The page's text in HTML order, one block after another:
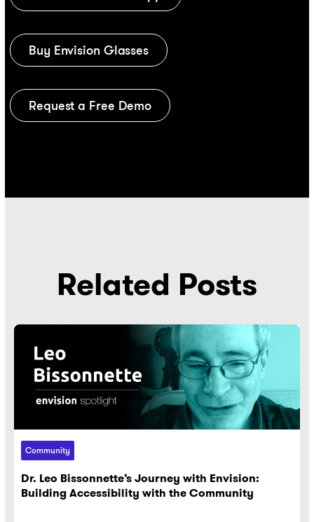
Buy Envision Glasses
Request a Free Demo
Related Posts
Community
Dr. Leo Bissonnette’s Journey with Envision:
Building Accessibility with the Community